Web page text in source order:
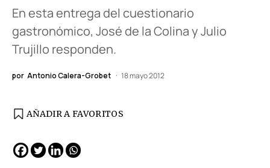
En esta entrega del cuestionario
gastronómico, José de la Colina y Julio
Trujillo responden.
por Antonio Calera-Grobet 18 mayo 2012
AÑADIR A FAVORITOS